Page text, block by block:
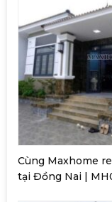
Cùng Maxhome
tại Đồng Nai |